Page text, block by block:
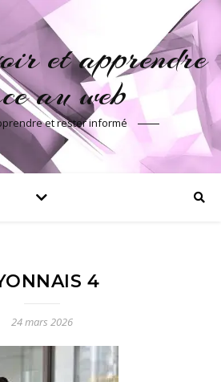
et apprendre
au web
et rester informé
4
24 mars 2026